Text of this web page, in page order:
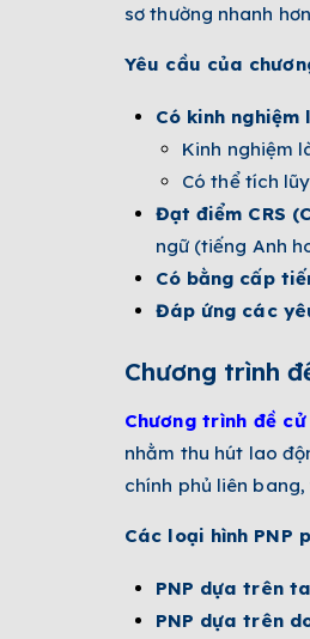
sơ thường nhanh
Yêu cầu của
Có kinh
Kinh nghiệm
Có thể tích
Đạt điểm CRS
ngữ (tiếng Anh
Có bằng cấp
Đáp ứng các
Chương trình
Chương trình đề
nhằm thu hút lao
chính phủ liên
Các loại hình PNP
PNP dựa trên
PNP dựa trên